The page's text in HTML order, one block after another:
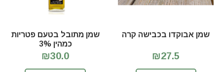
שמן אבוקדו בכבישה קרה
₪27.5
שמן מתובל בטעם פטריות
כמהין 3%
₪30.0